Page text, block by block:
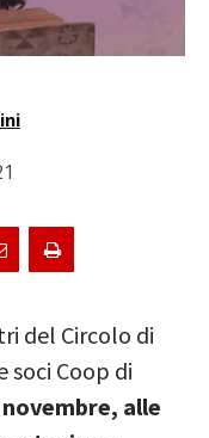
del Circolo di
soci Coop di
alle